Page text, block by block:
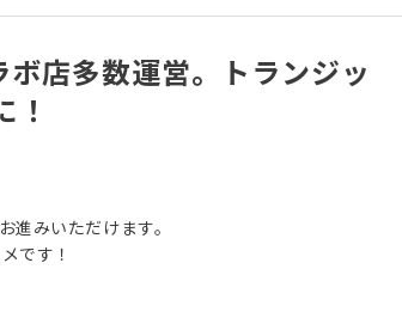
ボ店多数運営。トランジッ
！
進みいただけます。
です！